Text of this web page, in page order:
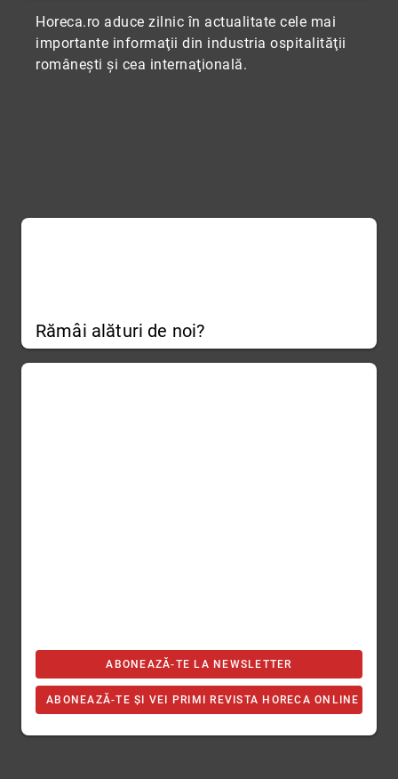
Horeca.ro aduce zilnic în actualitate cele mai
importante informaţii din industria ospitalităţii
româneşti şi cea internaţională.
Rămâi alături de noi?
ABONEAZĂ-TE LA NEWSLETTER
ABONEAZĂ-TE ȘI VEI PRIMI REVISTA HORECA ONLINE